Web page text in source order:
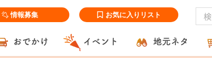
情報募集 お気に入りリスト
おでかけ イベント 地元ネタ